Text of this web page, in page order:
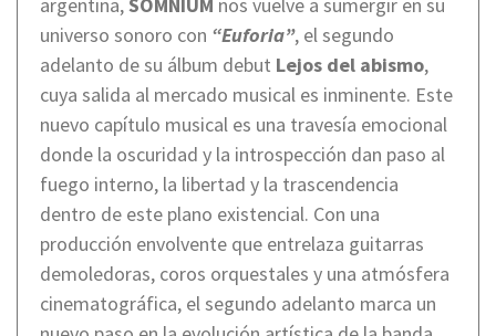
universo sonoro con “Euforia”, el segundo
adelanto de su álbum debut Lejos del abismo,
cuya salida al mercado musical es inminente. Este
nuevo capítulo musical es una travesía emocional
donde la oscuridad y la introspección dan paso al
fuego interno, la libertad y la trascendencia
dentro de este plano existencial. Con una
producción envolvente que entrelaza guitarras
demoledoras, coros orquestales y una atmósfera
cinematográfica, el segundo adelanto marca un